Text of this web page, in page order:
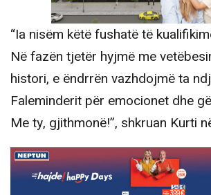
“Ia nisëm këtë fushatë të
Në fazën tjetër hyjmë me
histori, e ëndrrën vazhdojmë ta
Faleminderit për emocionet dhe
Me ty, gjithmonë!”, shkruan Kurti